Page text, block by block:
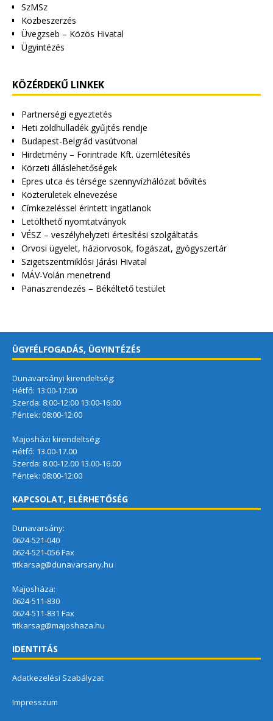
SzMSz
Közbeszerzés
Üvegzseb – Közös Hivatal
Ügyintézés
KÖZÉRDEKŰ LINKEK
Partnerségi egyeztetés
Heti zöldhulladék gyűjtés rendje
Budapest-Belgrád vasútvonal
Hirdetmény – Forintrade Kft. üzemlétesítés
Körzeti álláslehetőségek
Epres utca és térsége szennyvízhálózat bővítés
Közterületek elnevezése
Címkezeléssel érintett ingatlanok
Letölthető nyomtatványok
VÉSZ – veszélyhelyzeti értesítési szolgáltatás
Orvosi ügyelet, háziorvosok, fogászat, gyógyszertár
Szigetszentmiklósi Járási Hivatal
MÁV-Volán menetrend
Panaszrendezés – Békéltető testület
ÜGYFÉLFOGADÁS, ÜGYINTÉZÉS
Dunavarsányi kirendeltség:
Hétfő: 13:00-17:00
Szerda: 8:00-12:00 13:00-16:00
Péntek: 08:00-12:00
Majosházi kirendeltség:
Hétfő: 13.00-17.00
Szerda: 8.00-12.00 13.00-16.00
Péntek: 08:00-12:00
KAPCSOLAT, ELÉRHETŐSÉG
Dunavarsány:
0624-521-040
0624-521-056 Fax
titkarsag@dunavarsany.hu
Majosháza:
0624-511-830
0624-511-831 Fax
titkarsag@majoshaza.hu
IDENTITÁS
Adatkezelési Szabályzat
Impresszum